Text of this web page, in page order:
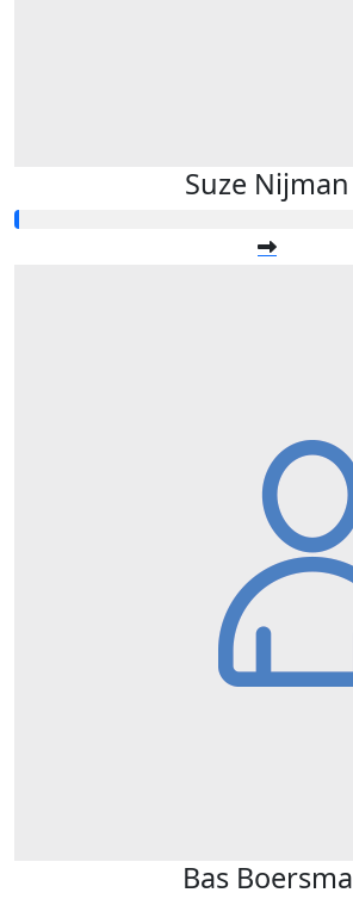
Suze Nijman
Bas Boersma